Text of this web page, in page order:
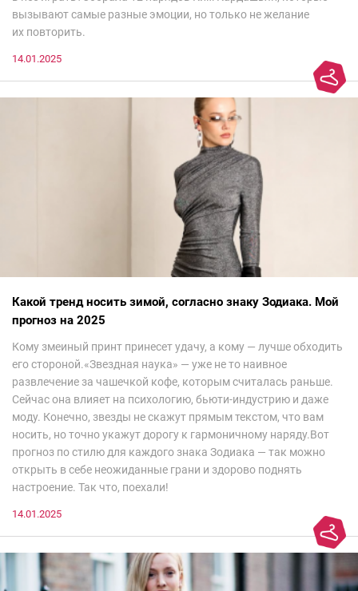
вызывают самые разные эмоции, но только не желание
их повторить.
14.01.2025
Какой тренд носить зимой, согласно знаку Зодиака. Мой
прогноз на 2025
Кому змеиный принт принесет удачу, а кому — лучше обходить
его стороной.«Звездная наука» — уже не то наивное
развлечение за чашечкой кофе, которым считалась раньше.
Сейчас она влияет на психологию, бьюти-индустрию и даже
моду. Конечно, звезды не скажут прямым текстом, что вам
носить, но точно укажут дорогу к гармоничному наряду.Вот
прогноз по стилю для каждого знака Зодиака — так можно
открыть в себе неожиданные грани и здорово поднять
настроение. Так что, поехали!
14.01.2025